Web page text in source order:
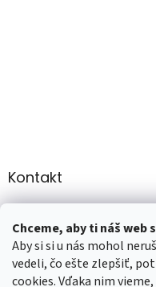
Chceme, aby ti náš
Aby si si u nás mohol
vedeli, čo ešte zlepšiť,
cookies. Vďaka nim
Kontakt
+421 907947783